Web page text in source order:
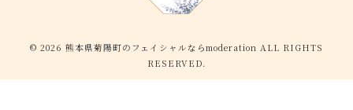
© 2026 熊本県菊陽町のフェイシャルならmoderation ALL RIGHTS
RESERVED.